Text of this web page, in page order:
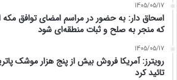
1405/05/17
اسحاق‌ دار: به حضور در مراسم امضای توافق مکه
که منجر به صلح و ثبات منطقه‌ای شود
1405/05/17
رویترز: آمریکا فروش بیش از پنج هزار موشک
تائید کرد